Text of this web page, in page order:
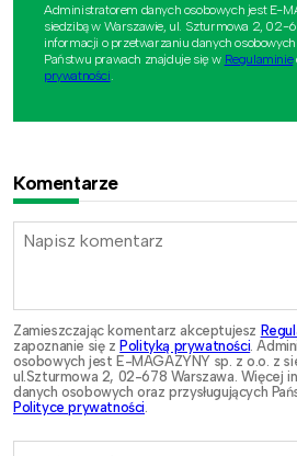
Administratorem danych osobowych jest E-
siedzibą w Warszawie, ul. Szturmowa 2, 02-
informacji o przetwarzaniu danych
Państwu prawach znajduje się w Regulaminie
prywatności.
Komentarze
Zamieszczając komentarz akceptujesz
zapoznanie się zPolityką prywatności .
osobowych jest E-MAGAZYNY sp. z o.o. z
ul.Szturmowa 2, 02-678 Warszawa. Więcej
danych osobowych oraz przysługujących
Polityce prywatności